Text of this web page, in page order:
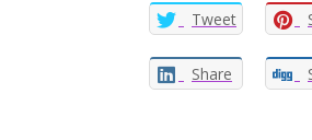
Tweet
Share